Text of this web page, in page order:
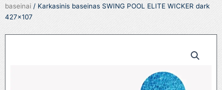
baseinai / Karkasinis baseinas SWING POOL ELITE WICKER dark
427×107